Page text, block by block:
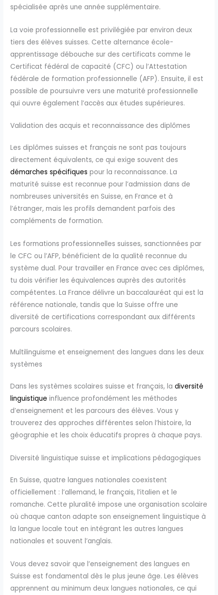
spécialisée après une année supplémentaire.
La voie professionnelle est privilégiée par environ deux
tiers des élèves suisses. Cette alternance école-
apprentissage débouche sur des certificats comme le
Certificat fédéral de capacité (CFC) ou l’Attestation
fédérale de formation professionnelle (AFP). Ensuite, il est
possible de poursuivre vers une maturité professionnelle
qui ouvre également l’accès aux études supérieures.
Validation des acquis et reconnaissance des diplômes
Les diplômes suisses et français ne sont pas toujours
directement équivalents, ce qui exige souvent des
démarches spécifiques pour la reconnaissance. La
maturité suisse est reconnue pour l’admission dans de
nombreuses universités en Suisse, en France et à
l’étranger, mais les profils demandent parfois des
compléments de formation.
Les formations professionnelles suisses, sanctionnées par
le CFC ou l’AFP, bénéficient de la qualité reconnue du
système dual. Pour travailler en France avec ces diplômes,
tu dois vérifier les équivalences auprès des autorités
compétentes. La France délivre un baccalauréat qui est la
référence nationale, tandis que la Suisse offre une
diversité de certifications correspondant aux différents
parcours scolaires.
Multilinguisme et enseignement des langues dans les deux
systèmes
Dans les systèmes scolaires suisse et français, ladiversité
linguistique influence profondément les méthodes
d’enseignement et les parcours des élèves. Vous y
trouverez des approches différentes selon l’histoire, la
géographie et les choix éducatifs propres à chaque pays.
Diversité linguistique suisse et implications pédagogiques
En Suisse, quatre langues nationales coexistent
officiellement : l’allemand, le français, l’italien et le
romanche. Cette pluralité impose une organisation scolaire
où chaque canton adapte son enseignement linguistique à
la langue locale tout en intégrant les autres langues
nationales et souvent l’anglais.
Vous devez savoir que l’enseignement des langues en
Suisse est fondamental dès le plus jeune âge. Les élèves
apprennent au minimum deux langues nationales, ce qui